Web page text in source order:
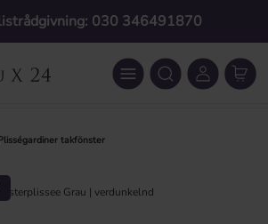
030 346491870
takfönster